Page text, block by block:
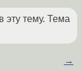
эту тему. Тема
→